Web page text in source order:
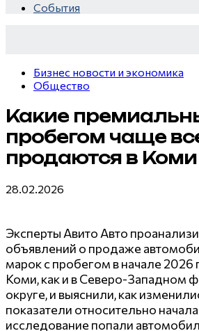
События
их
не
вы
Бизнес новости и экономика
Общество
Какие
пробегом чаще
продаются в Коми
28.02.2026
Эксперты Авито Авто
объявлений о продаже
марок с пробегом в начале 2026
Коми, как и в Северо-Западном
округе, и выяснили, как
показатели относительно
исследование попали